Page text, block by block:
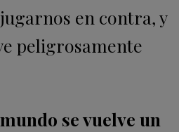
en contra, y
peligrosamente
se vuelve un